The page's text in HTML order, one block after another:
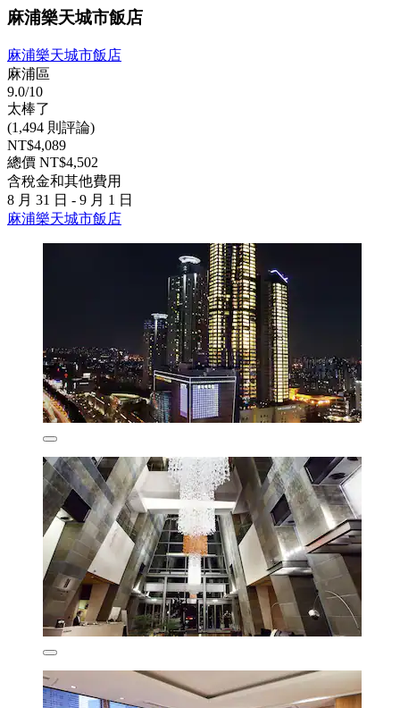
麻浦樂天城市飯店
麻浦樂天城市飯店
麻浦區
9.0/10
太棒了
(1,494 則評論)
NT$4,089
總價 NT$4,502
含稅金和其他費用
8 月 31 日 - 9 月 1 日
麻浦樂天城市飯店